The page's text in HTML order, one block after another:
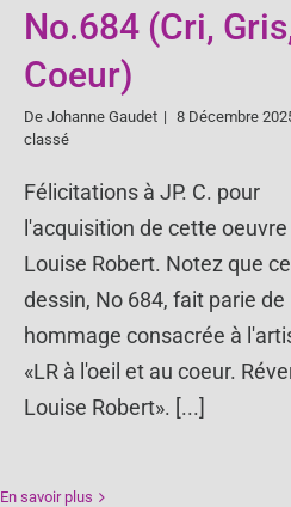
No.684 (Cri,
Coeur)
De Johanne Gaudet | 8 Décembre
classé
Félicitations à JP. C. pour
l'acquisition de cette oeuvre
Louise Robert. Notez que ce
dessin, No 684, fait parie de
hommage consacrée à
«LR à l'oeil et au coeur.
Louise Robert». [...]
En savoir plus